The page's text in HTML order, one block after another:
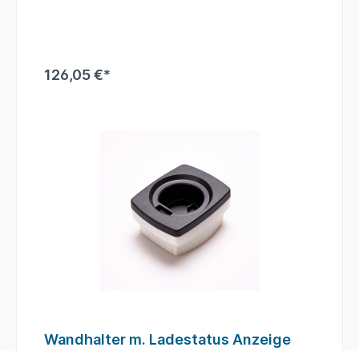
126,05 €*
Wandhalter m. Ladestatus Anzeige